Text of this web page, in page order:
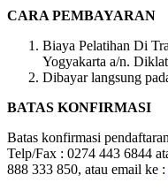
CARA PEMBAYARAN
Biaya Pelatihan Di
Yogyakarta a/n.
Dibayar langsung
BATAS KONFIRMASI
Batas konfirmasi
Telp/Fax : 0274 443 6844
888 333 850, atau email ke :